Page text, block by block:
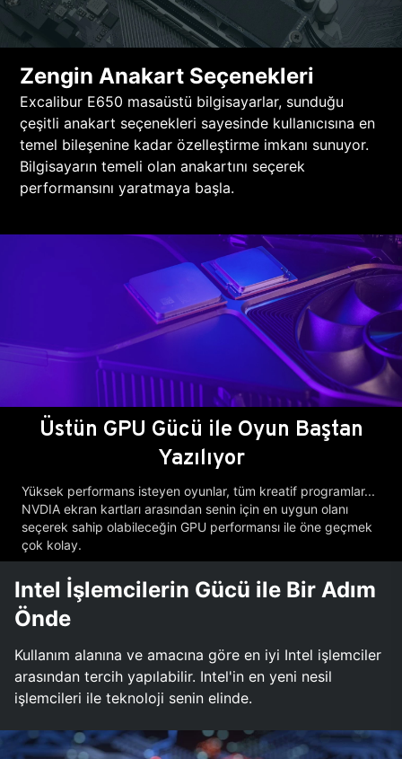
Zengin Anakart Seçenekleri
Excalibur E650 masaüstü bilgisayarlar, sunduğu
çeşitli anakart seçenekleri sayesinde kullanıcısına en
temel bileşenine kadar özelleştirme imkanı sunuyor.
Bilgisayarın temeli olan anakartını seçerek
performansını yaratmaya başla.
Üstün GPU Gücü ile Oyun Baştan
Yazılıyor
Yüksek performans isteyen oyunlar, tüm kreatif programlar...
NVDIA ekran kartları arasından senin için en uygun olanı
seçerek sahip olabileceğin GPU performansı ile öne geçmek
çok kolay.
Intel İşlemcilerin Gücü ile Bir Adım
Önde
Kullanım alanına ve amacına göre en iyi Intel işlemciler
arasından tercih yapılabilir. Intel'in en yeni nesil
işlemcileri ile teknoloji senin elinde.